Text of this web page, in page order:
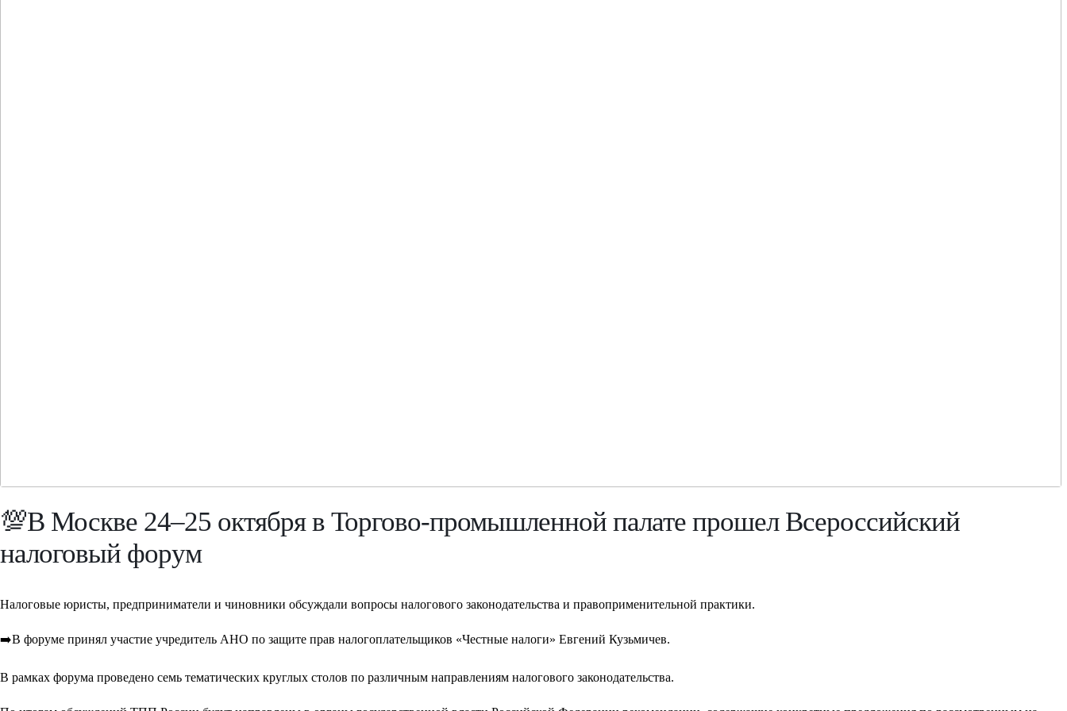
💯В Москве 24–25 октября в Торгово-промышленной палате прошел Всероссийский
налоговый форум
Налоговые юристы, предприниматели и чиновники обсуждали вопросы налогового законодательства и правоприменительной практики.
➡️В форуме принял участие учредитель АНО по защите прав налогоплательщиков «Честные налоги» Евгений Кузьмичев.
В рамках форума проведено семь тематических круглых столов по различным направлениям налогового законодательства.